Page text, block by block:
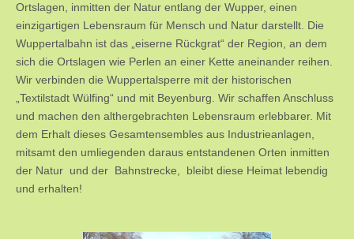
Ortslagen, inmitten der Natur entlang der Wupper, einen
einzigartigen Lebensraum für Mensch und Natur darstellt. Die
Wuppertalbahn ist das „eiserne Rückgrat“ der Region, an dem
sich die Ortslagen wie Perlen an einer Kette aneinander reihen.
Wir verbinden die Wuppertalsperre mit der historischen
„Textilstadt Wülfing“ und mit Beyenburg. Wir schaffen Anschluss
und machen den althergebrachten Lebensraum erlebbarer. Mit
dem Erhalt dieses Gesamtensembles aus Industrieanlagen,
mitsamt den umliegenden daraus entstandenen Orten inmitten
der Natur und der Bahnstrecke, bleibt diese Heimat lebendig
und erhalten!